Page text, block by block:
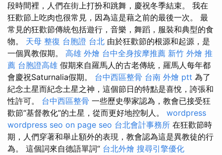
段時間裡，人們在街上打扮和跳舞，慶祝冬季結束。 我在
狂歡節上吃肉也很常見，因為這是藉之前的最後一次。 最
常見的狂歡節傳統包括遊行，音樂，舞蹈，服裝和典型的食
物。 天母 整復 台胞證 台北 由於狂歡節的根源和起源，是
一個異教假期。 高雄 外燴 台中全身按摩推薦 新竹 外燴 推
薦 台胞證高雄 假期來自羅馬人的古老傳統，羅馬人每年都
會慶祝Saturnalia假期。 台中西區整骨 台南 外燴 ptt 為了
紀念土星而紀念土星之神，這個節日的特點是喜悅，誇張和
性許可。 台中西區整骨 一些歷史學家認為，教會已接受狂
歡節“基督教化”的土星，從而更好地控制人。 wordpress
wordpress seo on page seo 台北會計事務所 在狂歡節時
期，人們穿著和舉止額外的表現，教會認為這是異教徒的行
為。 這個詞來自德語單詞“ 台北外燴 搜尋引擎優化